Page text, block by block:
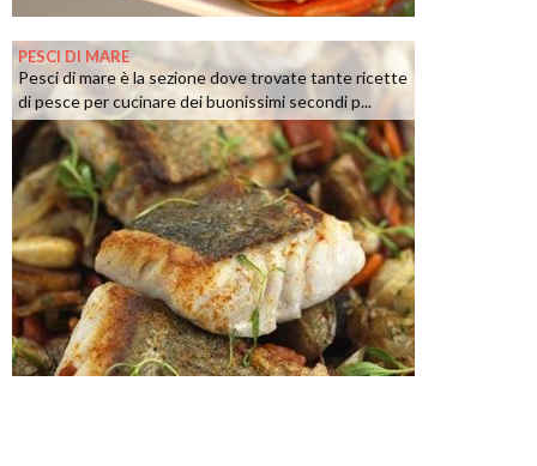
PESCI DI MARE
Pesci di mare è la sezione dove trovate tante ricette
di pesce per cucinare dei buonissimi secondi p...